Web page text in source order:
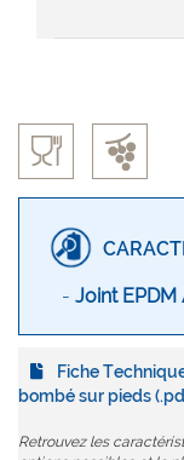
- Joint
Fiche
bombé sur pieds
Retrouvez les